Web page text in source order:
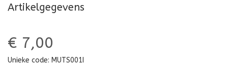
Artikelgegevens
€ 7,00
Unieke code: MUTS001I